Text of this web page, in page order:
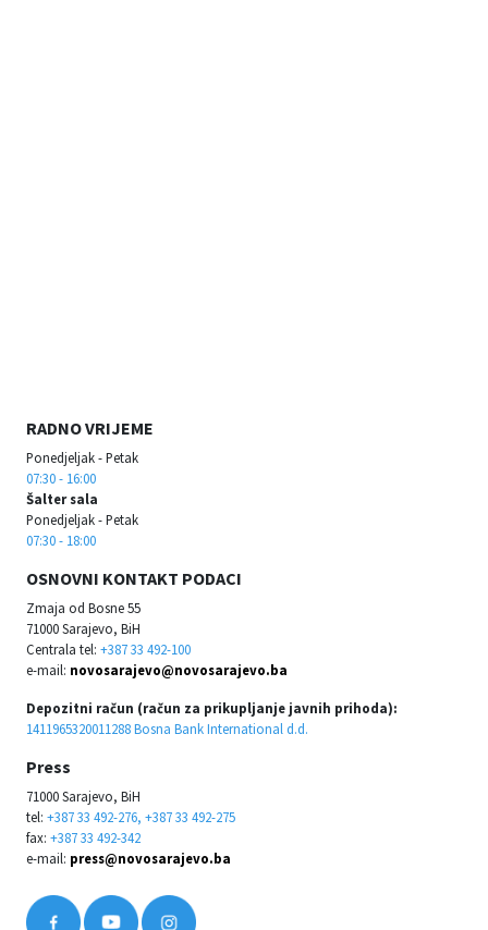
RADNO VRIJEME
Ponedjeljak - Petak
07:30 - 16:00
Šalter sala
Ponedjeljak - Petak
07:30 - 18:00
OSNOVNI KONTAKT PODACI
Zmaja od Bosne 55
71000 Sarajevo, BiH
Centrala tel: +387 33 492-100
e-mail: novosarajevo@novosarajevo.ba
Depozitni račun (račun za prikupljanje javnih prihoda):
1411965320011288 Bosna Bank International d.d.
Press
71000 Sarajevo, BiH
tel: +387 33 492-276, +387 33 492-275
fax: +387 33 492-342
e-mail: press@novosarajevo.ba